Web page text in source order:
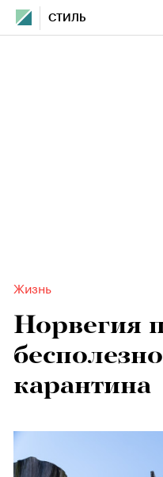
СТИЛЬ
Жизнь
Норвегия
карантина